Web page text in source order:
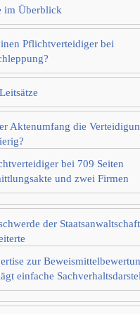
im Überblick
Pflichtverteidiger bei
Aktenumfang die
bei 709 Seiten
und zwei Firmen
der Staatsanwaltschaft
zur
einfache